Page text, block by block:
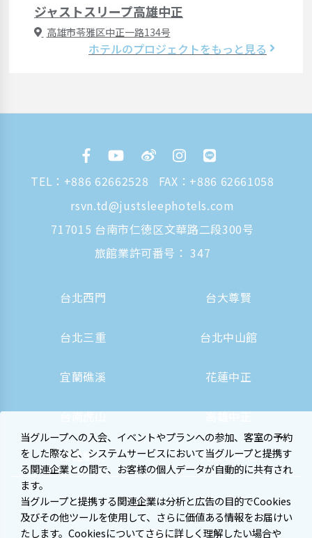
ジャストスリープ高雄中正
高雄市苓雅区中正一路134号
ホテルのプロジェクトをもっと見る
TEL： +886 62662528
FAX：+886 62661058
rsvn.td@justsleephotels.com
717015 台南市仁徳区文華路二段300号
旅館業許可番号： 347
台北西門 台大尊賢
台北三重 台北中山館
宜蘭礁溪 花蓮中正
台南虎山 高雄中正
高雄駅前 大阪心斎橋
当グループへの入会、イベントやプランへの参加、客室の予約
をした際など、システムサービスにおいて当グループと提携す
る関連企業との間で、お客様の個人データが自動的に共有され
ます。
当グループと提携する関連企業は分析と広告の目的でCookies
及びその他ツールを使用して、さらに価値ある情報をお届けい
たします。Cookiesについてさらに詳しく理解したい場合や